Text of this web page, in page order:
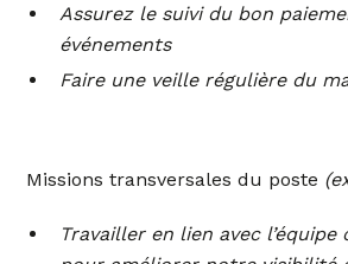
Assurez le suivi du bon
événements
Faire une veille régulière du
Missions transversales du poste
Travailler en lien avec